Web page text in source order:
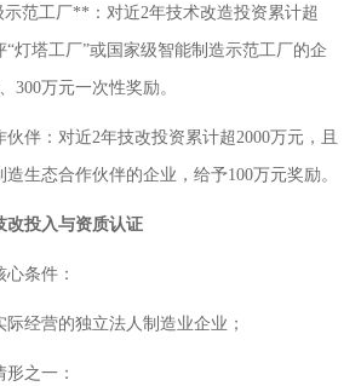
范工厂**：对近2年技术改造投资累计超
“灯塔工厂”或国家级智能制造示范工厂的企
300万元一次性奖励。
伴：对近2年技改投资累计超2000万元，且
生态合作伙伴的企业，给予100万元奖励。
改投入与资质认证
条件：
经营的独立法人制造业企业；
之一：